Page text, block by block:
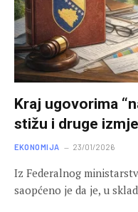
Kraj ugovorima
stižu i druge
EKONOMIJA 23/01/2026
Iz Federalnog
saopćeno je da je, u